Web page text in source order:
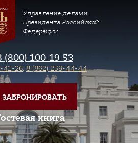
Управление делами
Президента Российской
Федерации
(800) 100-19-53
41-26, 8 (862) 259-44-44
ЗАБРОНИРОВАТЬ
книга